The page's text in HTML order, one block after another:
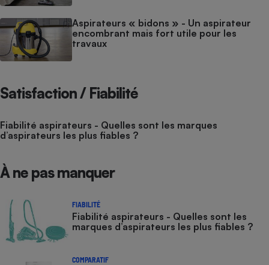
Aspirateurs « bidons » - Un aspirateur
encombrant mais fort utile pour les
travaux
Satisfaction / Fiabilité
Fiabilité aspirateurs - Quelles sont les marques
d’aspirateurs les plus fiables ?
À ne pas manquer
FIABILITÉ
Fiabilité aspirateurs - Quelles sont les
marques d’aspirateurs les plus fiables ?
COMPARATIF